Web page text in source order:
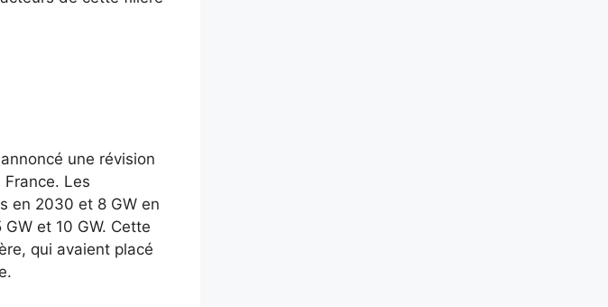
une révision
Les
en 2030 et 8 GW en
et 10 GW. Cette
qui avaient placé